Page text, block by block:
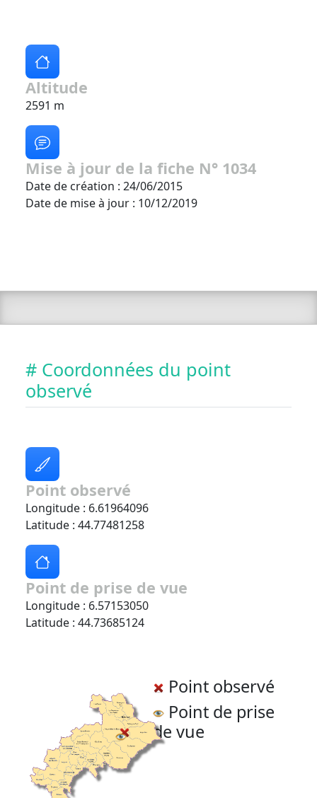
Altitude
2591 m
Mise à jour de la fiche N° 1034
Date de création : 24/06/2015
Date de mise à jour : 10/12/2019
# Coordonnées du point
observé
Point observé
Longitude : 6.61964096
Latitude : 44.77481258
Point de prise de vue
Longitude : 6.57153050
Latitude : 44.73685124
Point observé
Point de prise
de vue